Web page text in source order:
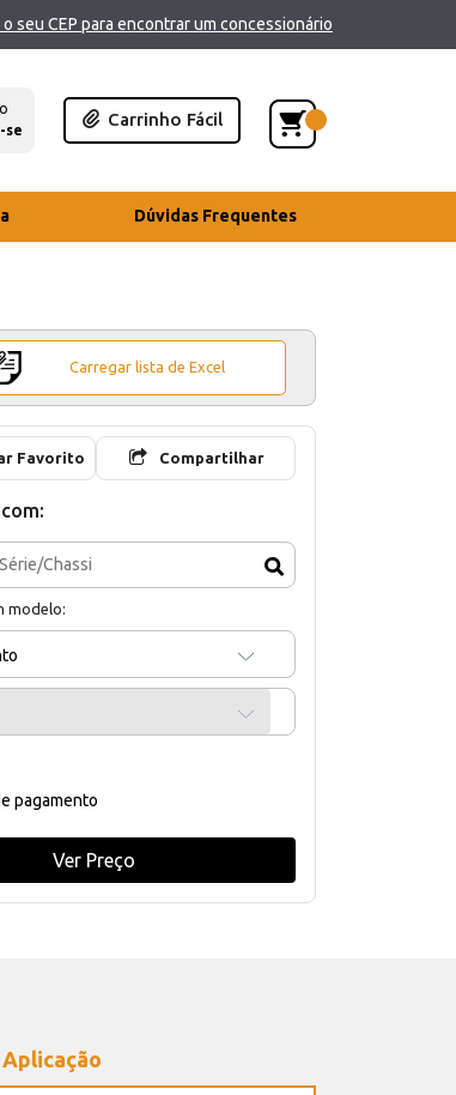
o seu CEP para encontrar um concessionário
se
Carrinho Fácil
Dúvidas Frequentes
Carregar lista de Excel
Favorito Compartilhar
modelo:
pagamento
Ver Preço